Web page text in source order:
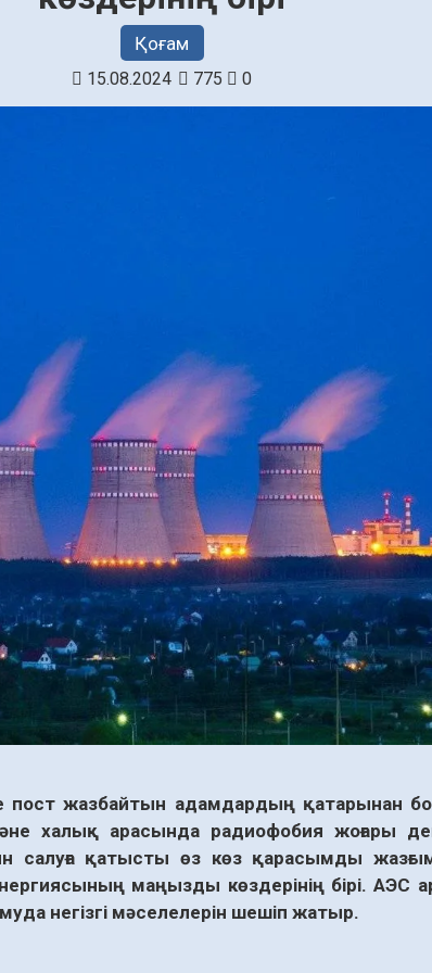
Қоғам
15.08.2024 775 0
пост жазбайтын адамдардың қатарынан
халық арасында радиофобия жоғары
салуға қатысты өз көз қарасымды
маңызды көздерінің бірі. АЭС
негізгі мәселелерін шешіп жатыр.